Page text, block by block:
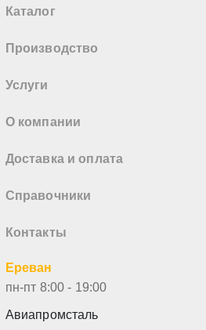
Каталог
Производство
Услуги
О компании
Доставка и оплата
Справочники
Контакты
Ереван
пн-пт 8:00 - 19:00
Авиапромсталь